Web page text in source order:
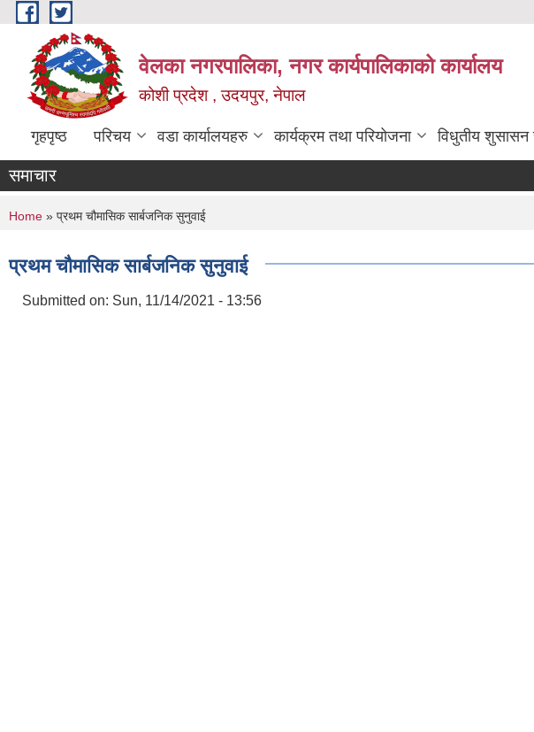
Skip to main content
वेलका नगरपालिका, नगर कार्यपालिकाको कार्यालय
कोशी प्रदेश , उदयपुर, नेपाल
गृहपृष्ठ परिचय वडा कार्यालयहरु कार्यक्रम तथा परियोजना विधुतीय शुसासन
समाचार
You are here
Home » प्रथम चौमासिक सार्बजनिक सुनुवाई
प्रथम चौमासिक सार्बजनिक सुनुवाई
Submitted on: Sun, 11/14/2021 - 13:56